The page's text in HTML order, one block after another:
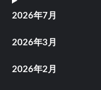
2026年7月
2026年3月
2026年2月